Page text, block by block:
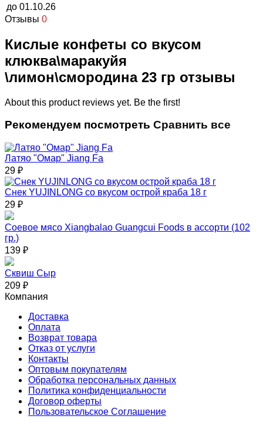
до 01.10.26
Отзывы 0
Кислые конфеты со вкусом
клюква\маракуйя
\лимон\смородина 23 гр отзывы
About this product reviews yet. Be the first!
Рекомендуем посмотреть Сравнить все
Латяо "Омар" Jiang Fa
29 ₽
Снек YUJINLONG со вкусом острой краба 18 г
29 ₽
Соевое мясо Xiangbalao Guangcui Foods в ассорти (102
гр.)
139 ₽
Сквиш Сыр
209 ₽
Компания
Доставка
Оплата
Возврат товара
Отказ от услуги
Контакты
Оптовым покупателям
Обработка персональных данных
Политика конфиденциальности
Договор оферты
Пользовательское Соглашение